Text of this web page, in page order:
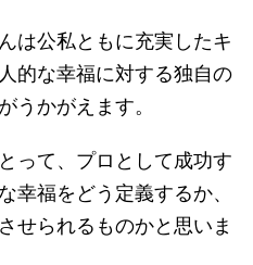
は公私ともに充実したキ
的な幸福に対する独自の
うかがえます。
って、プロとして成功す
幸福をどう定義するか、
せられるものかと思いま